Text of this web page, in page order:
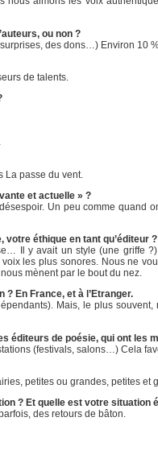
ou non ?
des dons…) Environ 10
de talents.
passe du vent.
et actuelle » ?
Un peu comme quand
éthique en tant qu’éditeur ?
Il y avait un style (une griffe
les plus sonores. Nous ne
mènent par le bout du nez.
En France, et à l’Etranger.
Mais, le plus
éditeurs de poésie, qui ont les
(festivals, salons…) Cela
petites ou grandes, petites et
? Et quelle est votre situation
des retours de bâton.